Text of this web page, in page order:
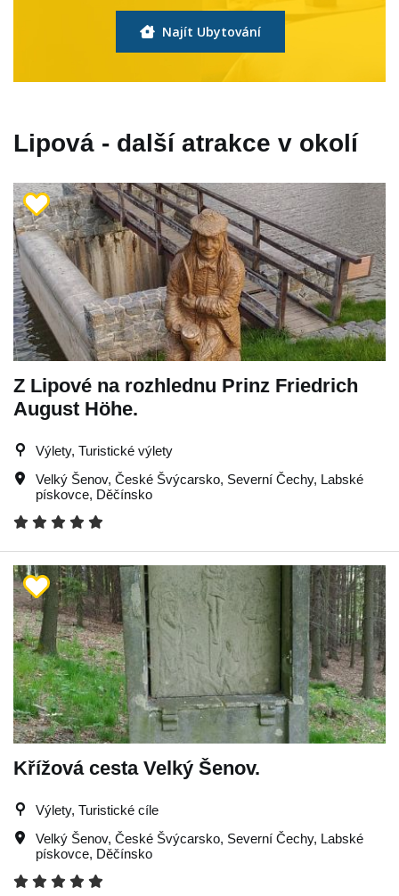
Najít Ubytování
Lipová - další atrakce v okolí
Z Lipové na rozhlednu Prinz Friedrich
August Höhe.
Výlety, Turistické výlety
Velký Šenov, České Švýcarsko, Severní Čechy, Labské
pískovce, Děčínsko
Křížová cesta Velký Šenov.
Výlety, Turistické cíle
Velký Šenov, České Švýcarsko, Severní Čechy, Labské
pískovce, Děčínsko